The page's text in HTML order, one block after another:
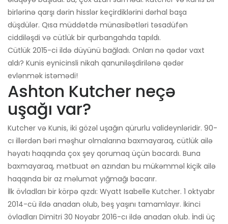
birlərinə qarşı dərin hisslər keçirdiklərini dərhal başa
düşdülər. Qısa müddətdə münasibətləri təsadüfən
ciddiləşdi və cütlük bir qurbangahda tapıldı.
Cütlük 2015-ci ildə düyünü bağladı. Onları nə qədər vaxt
aldı? Kunis eynicinsli nikah qanuniləşdirilənə qədər
evlənmək istəmədi!
Ashton Kutcher neçə
uşağı var?
Kutcher və Kunis, iki gözəl uşağın qürurlu valideynləridir. 90-
cı illərdən bəri məşhur olmalarına baxmayaraq, cütlük ailə
həyatı haqqında çox şey qorumaq üçün bacardı. Buna
baxmayaraq, mətbuat ən azından bu mükəmməl kiçik ailə
haqqında bir az məlumat yığmağı bacarır.
İlk övladları bir körpə qızdı: Wyatt Isabelle Kutcher. 1 oktyabr
2014-cü ildə anadan olub, beş yaşını tamamlayır. İkinci
övladları Dimitri 30 Noyabr 2016-cı ildə anadan olub. İndi üç